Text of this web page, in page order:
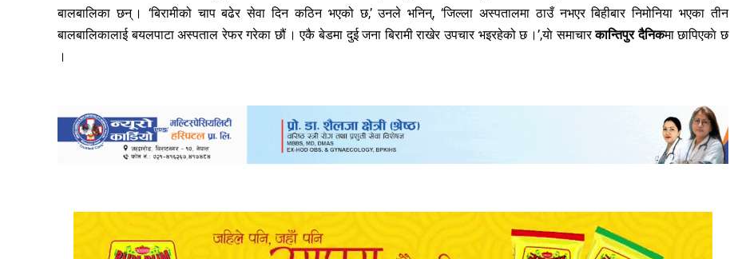
बालबालिका छन् । ‘बिरामीको चाप बढेर सेवा दिन कठिन भएको छ,’ उनले भनिन्, ‘जिल्ला अस्पतालमा ठाउँ नभएर बिहीबार निमोनिया भएका तीन
बालबालिकालाई बयलपाटा अस्पताल रेफर गरेका छौं । एकै बेडमा दुई जना बिरामी राखेर उपचार भइरहेको छ ।’,याे समाचारकान्तिपुर दैनिकमा छापिएकाे छ
।